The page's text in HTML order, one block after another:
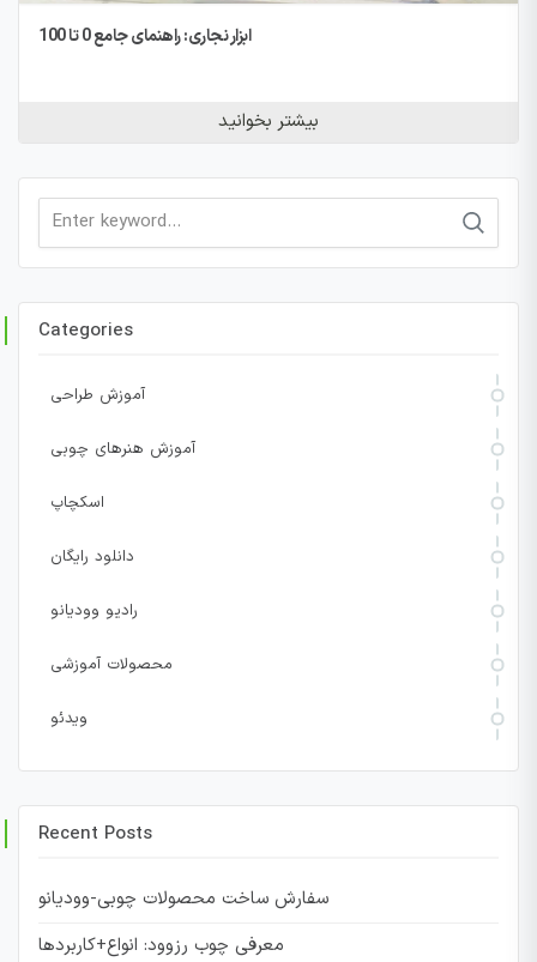
ابزار نجاری: راهنمای جامع 0 تا 100
بیشتر بخوانید
Search
Categories
آموزش طراحی
آموزش هنرهای چوبی
اسکچاپ
دانلود رایگان
رادیو وودیانو
محصولات آموزشی
ویدئو
Recent Posts
سفارش ساخت محصولات چوبی-وودیانو
معرفی چوب رزوود: انواع+کاربردها